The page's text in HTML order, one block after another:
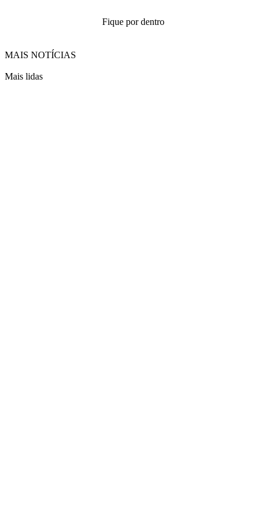
Fique por dentro
MAIS NOTÍCIAS
Mais lidas